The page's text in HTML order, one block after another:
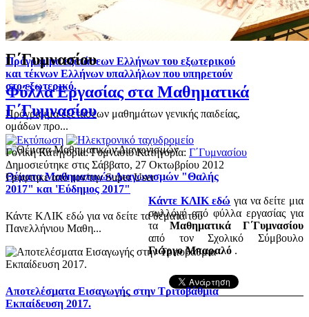
Πρόγραμμα εξετάσεων Ελλήνων του εξωτερικού
και τέκνων Ελλήνων υπαλλήλων που υπηρετούν
στο εξωτερικό.
Πρόγραμμα εξετάσεων μαθημάτων γενικής παιδείας,
ομάδων προ...
Θέματα Μαθηματικών Διαγωνισμών "Θαλής
2017" και 'Εύδημος 2017"
Κάντε ΚΛΙΚ εδώ για να δείτε τα θέματα του
Πανελλήνιου Μαθη...
Αποτελέσματα Εισαγωγής στην Τριτοβάθμια
Εκπαίδευση 2017.
Γ΄Γυμνασίου
Φύλλα Εργασίας στα Μαθηματικά
Γ΄Γυμνασίου
Γονική Κατηγορία: ΓυμνάσιοΚατηγορία: Γ΄Γυμνασίου
Δημοσιεύτηκε στις Σάββατο, 27 Οκτωβρίου 2012
Γράφτηκε από τον/την Super User
Κάντε ΚΛΙΚ εδώ για να δείτε μια
συλλόγή από φύλλα εργασίας για
τα Μαθηματικά Γ΄Γυμνασίου
από τον Σχολικό Σύμβουλο
Γιώργο Μπαραλό .